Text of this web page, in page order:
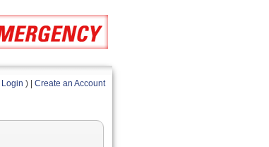
Login ) | Create an Account